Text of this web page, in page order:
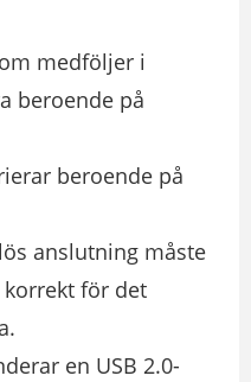
medföljer i
beroende på
beroende på
anslutning måste
för det
en USB 2.0-